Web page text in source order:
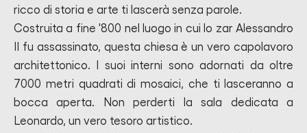
ricco di storia e arte ti lascerà senza parole.
Costruita a fine '800 nel luogo in cui lo zar Alessandro
II fu assassinato, questa chiesa è un vero capolavoro
architettonico. I suoi interni sono adornati da oltre
7000 metri quadrati di mosaici, che ti lasceranno a
bocca aperta. Non perderti la sala dedicata a
Leonardo, un vero tesoro artistico.